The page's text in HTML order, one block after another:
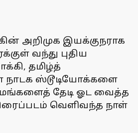
அறிமுக இயக்குநராக
வந்து புதிய
தமிழ்த்
ஸ்டூடியோக்களை
தேடி ஓட வைத்த
வெளிவந்த நாள்